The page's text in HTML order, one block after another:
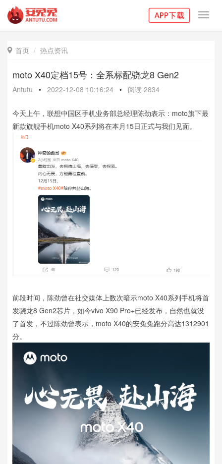
 首页 热点资讯
moto X40定档15号：全系标配骁龙8 Gen2
Antutu • 2022-12-08 10:16:24 • 阅读 2834
今天上午，联想中国区手机业务部总经理陈劲表示：moto旗下最
新款旗舰手机moto X40系列将在本月15日正式与我们见面。
前段时间，陈劲曾在社交媒体上数次暗示moto X40系列手机将首
发骁龙8 Gen2芯片，如今vivo X90 Pro+已经发布，自然也就没
了首发，不过陈劲曾表示，moto X40的安兔兔跑分高达1312901
分。